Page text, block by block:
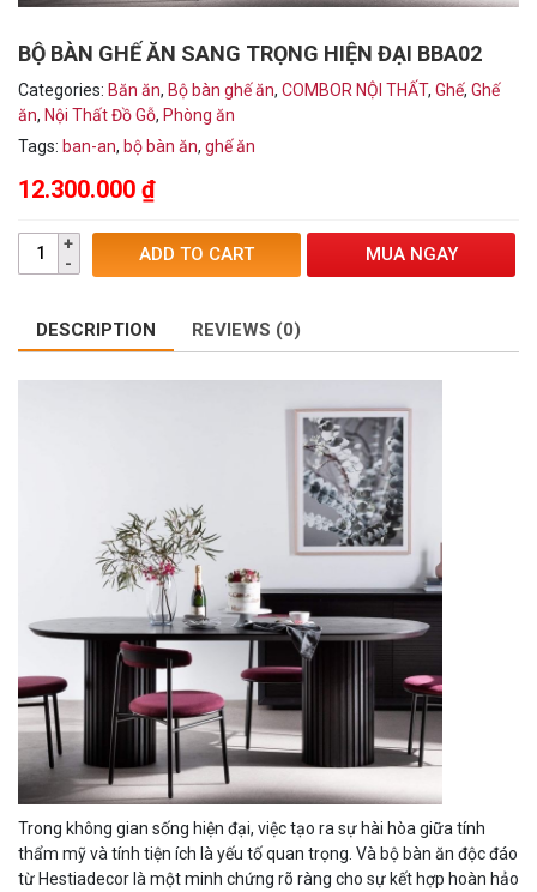
BỘ BÀN GHẾ ĂN SANG TRỌNG HIỆN ĐẠI BBA02
Categories: Băn ăn, Bộ bàn ghế ăn, COMBOR NỘI THẤT, Ghế, Ghế
ăn, Nội Thất Đồ Gỗ, Phòng ăn
Tags: ban-an, bộ bàn ăn, ghế ăn
12.300.000 ₫
ADD TO CART MUA NGAY
DESCRIPTION REVIEWS (0)
Trong không gian sống hiện đại, việc tạo ra sự hài hòa giữa tính
thẩm mỹ và tính tiện ích là yếu tố quan trọng. Và bộ bàn ăn độc đáo
từ Hestiadecor là một minh chứng rõ ràng cho sự kết hợp hoàn hảo